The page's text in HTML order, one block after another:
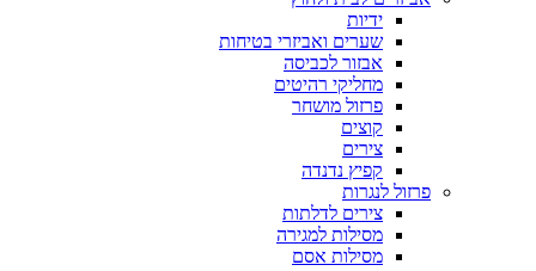
ידיות
שערים ואביזרי בטיחות
אבזור לכביסה
מחליקי רהיטים
פרזול מושחר
קוצים
צירים
קפיץ נדנדה
פרזול לנגרות
צירים לדלתות
מסילות למגירה
מסילות אסם